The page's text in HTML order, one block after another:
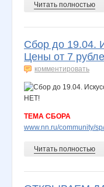
Читать полностью
Сбор до 19.04.
Цены от 7
комментировать
ТЕМА СБОРА
www.nn.ru/community/
Читать полностью